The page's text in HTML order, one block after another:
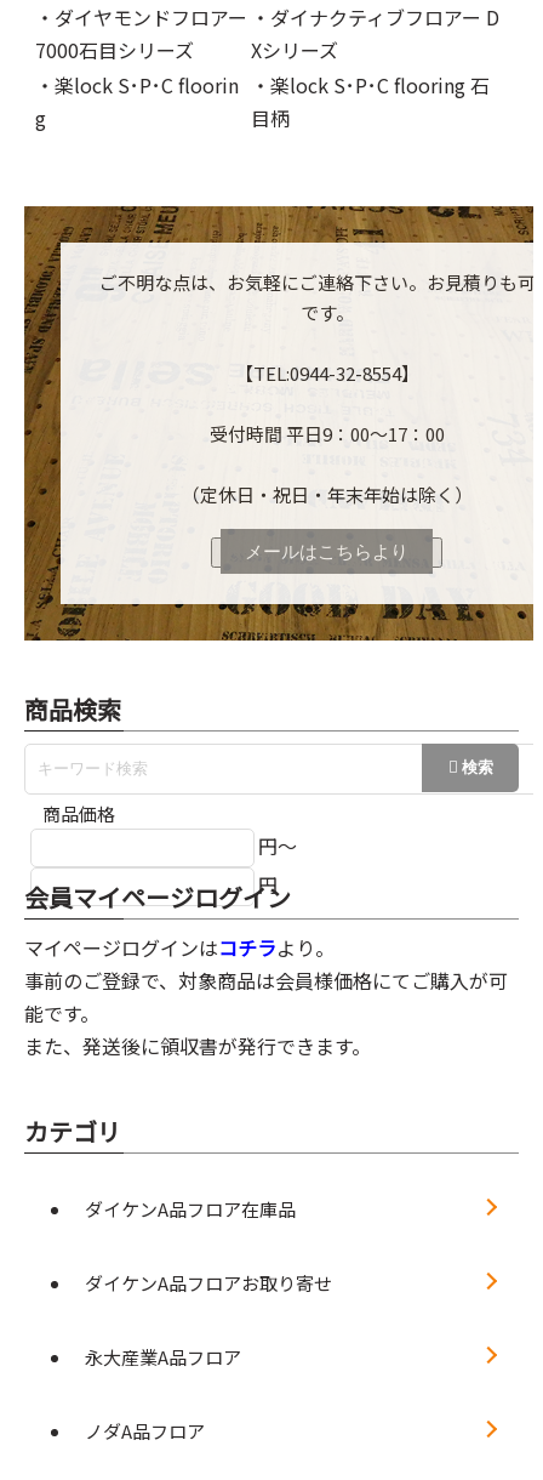
・ダイヤモンドフロアー
7000石目シリーズ
・ダイナクティブフロアー D
Xシリーズ
・楽lock S･P･C floorin
g
・楽lock S･P･C flooring 石
目柄
ご不明な点は、お気軽にご連絡下さい。お見積りも可
です。
【TEL:0944-32-8554】
受付時間 平日9：00～17：00
（定休日・祝日・年末年始は除く）
メールはこちらより
商品検索
商品価格
円～
円
会員マイページログイン
マイページログインはコチラより。
事前のご登録で、対象商品は会員様価格にてご購入が可
能です。
また、発送後に領収書が発行できます。
カテゴリ
ダイケンA品フロア在庫品
ダイケンA品フロアお取り寄せ
永大産業A品フロア
ノダA品フロア